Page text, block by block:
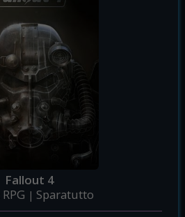
Fallout 4
RPG | Sparatutto